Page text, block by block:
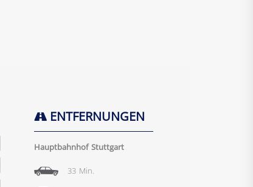
ENTFERNUNGEN
Hauptbahnhof Stuttgart
33 Min.